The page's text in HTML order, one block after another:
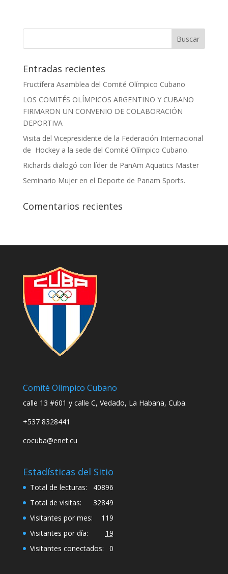
Entradas recientes
Fructífera Asamblea del Comité Olímpico Cubano
LOS COMITÉS OLÍMPICOS ARGENTINO Y CUBANO
FIRMARON UN CONVENIO DE COLABORACIÓN
DEPORTIVA
Visita del Vicepresidente de la Federación Internacional
de Hockey a la sede del Comité Olímpico Cubano.
Richards dialogó con líder de PanAm Aquatics Master
Seminario Mujer en el Deporte de Panam Sports.
Comentarios recientes
Comité Olímpico Cubano
calle 13 #601 y calle C, Vedado, La Habana, Cuba.
+537 8328441
cocuba@enet.cu
Estadísticas del Sitio
40896
Total de lecturas:
32849
Total de visitas:
119
Visitantes por mes:
19
Visitantes por día:
0
Visitantes conectados: